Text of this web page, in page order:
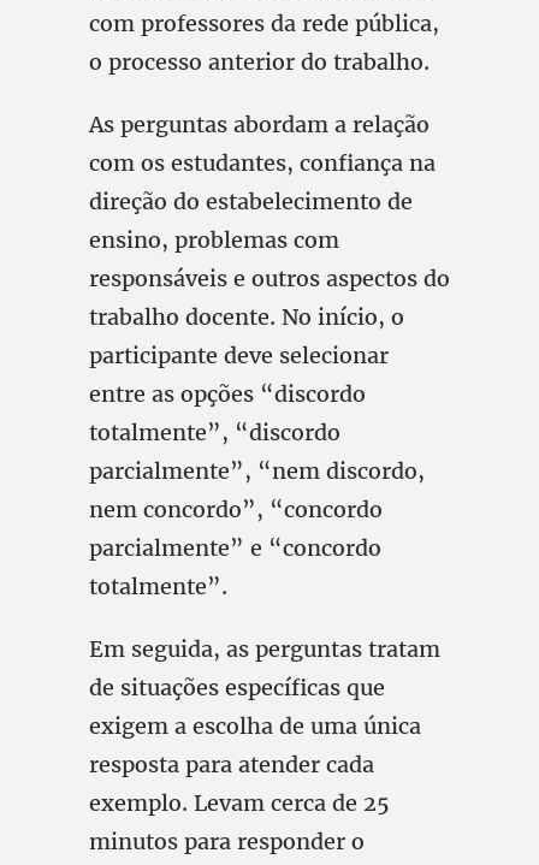
com professores da rede pública,
o processo anterior do trabalho.
As perguntas abordam a relação
com os estudantes, confiança na
direção do estabelecimento de
ensino, problemas com
responsáveis e outros aspectos do
trabalho docente. No início, o
participante deve selecionar
entre as opções “discordo
totalmente”, “discordo
parcialmente”, “nem discordo,
nem concordo”, “concordo
parcialmente” e “concordo
totalmente”.
Em seguida, as perguntas tratam
de situações específicas que
exigem a escolha de uma única
resposta para atender cada
exemplo. Levam cerca de 25
minutos para responder o